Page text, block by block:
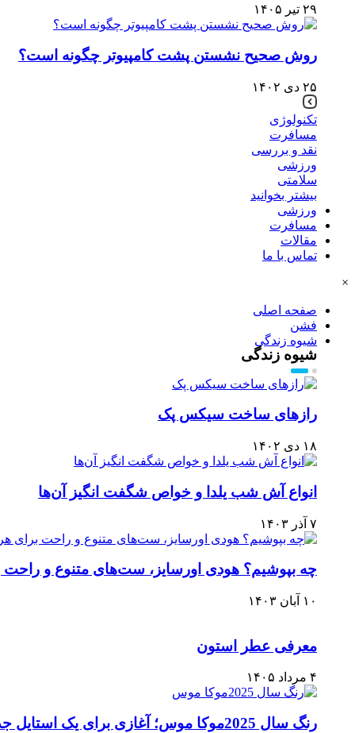
۲۹ تیر ۱۴۰۵
روش صحیح نشستن پشت کامپیوتر چگونه است؟
۲۵ دی ۱۴۰۲
تکنولوژی
مسافرت
نقد و بررسی
ورزشی
سلامتی
بیشتر بخوانید
ورزشی
مسافرت
مقالات
تماس با ما
×
صفحه اصلی
فشن
شیوه زندگی
شیوه زندگی
رازهای ساخت سیکس پک
۱۸ دی ۱۴۰۲
انواع آش شب یلدا و خواص شگفت انگیز آن‌ها
۷ آذر ۱۴۰۳
چه بپوشیم؟ هودی اورسایز، ست‌های متنوع و راحت
۱۰ آبان ۱۴۰۳
معرفی عطر استون
۴ مرداد ۱۴۰۵
رنگ سال 2025موکا موس؛ آغازی برای یک استایل جدید